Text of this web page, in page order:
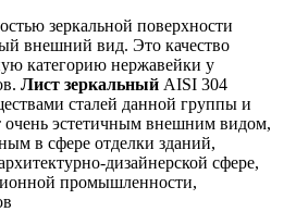
зеркальной поверхности
внешний вид. Это качество
категорию нержавейки у
Лист зеркальный AISI 304
сталей данной группы и
очень эстетичным внешним видом,
в сфере отделки зданий,
дизайнерской сфере,
промышленности,